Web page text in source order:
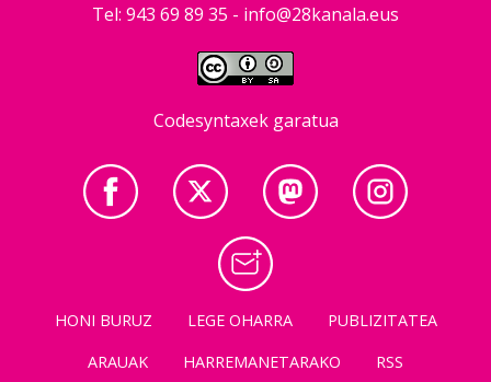
Tel: 943 69 89 35 - info@28kanala.eus
Codesyntaxek garatua
HONI BURUZ LEGE OHARRA
PUBLIZITATEA
ARAUAK
HARREMANETARAKO RSS